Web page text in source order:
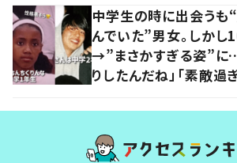
中学生の時に出会うも
んでいた”男女。しか
→”まさかすぎる姿”に
りしたんだね」「素敵過